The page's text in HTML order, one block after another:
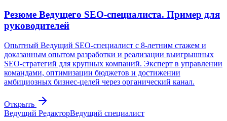
Резюме Ведущего SEO-специалиста. Пример для
руководителей
Опытный Ведущий SEO-специалист с 8-летним стажем и
доказанным опытом разработки и реализации выигрышных
SEO-стратегий для крупных компаний. Эксперт в управлении
командами, оптимизации бюджетов и достижении
амбициозных бизнес-целей через органический канал.
Открыть
Ведущий РедакторВедущий специалист